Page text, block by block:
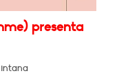
presenta